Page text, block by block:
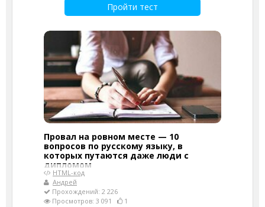
Пройти тест
Провал на ровном месте — 10
вопросов по русскому языку, в
которых путаются даже люди с
дипломом
HTML-код
Андрей
Прохождений: 2 226
Просмотров: 3 091
1